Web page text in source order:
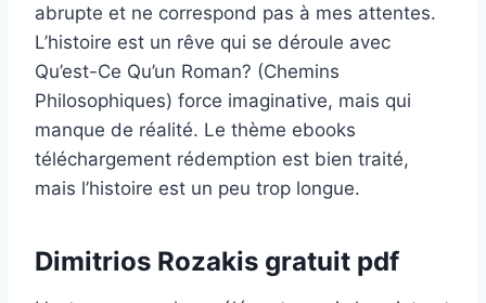
abrupte et ne correspond pas à mes attentes.
L’histoire est un rêve qui se déroule avec
Qu’est-Ce Qu’un Roman? (Chemins
Philosophiques) force imaginative, mais qui
manque de réalité. Le thème ebooks
téléchargement rédemption est bien traité,
mais l’histoire est un peu trop longue.
Dimitrios Rozakis gratuit pdf